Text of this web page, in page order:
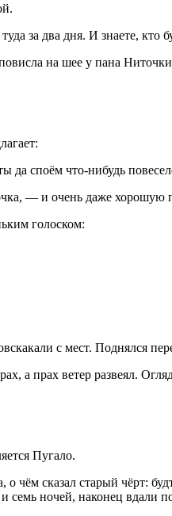
за два дня. И знаете, кто
на шее у пана
споём что-нибудь
— и очень даже хорошую
голоском:
с мест. Поднялся
а прах ветер развеял.
Пугало.
сказал старый чёрт:
ночей, наконец вдали